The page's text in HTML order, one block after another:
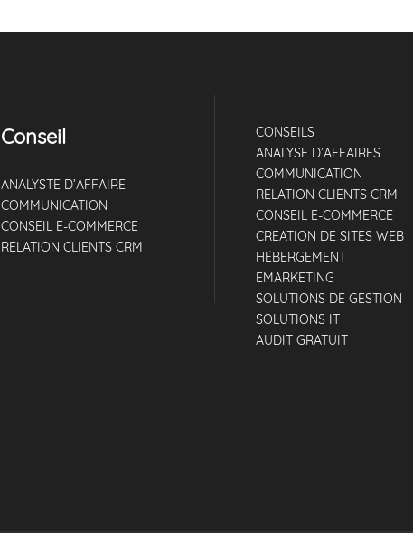
Conseil
ANALYSTE D’AFFAIRE
COMMUNICATION
CONSEIL E-COMMERCE
RELATION CLIENTS CRM
CONSEILS
ANALYSE D’AFFAIRES
COMMUNICATION
RELATION CLIENTS CRM
CONSEIL E-COMMERCE
CREATION DE SITES WEB
HÉBERGEMENT
EMARKETING
SOLUTIONS DE GESTION
SOLUTIONS IT
AUDIT GRATUIT